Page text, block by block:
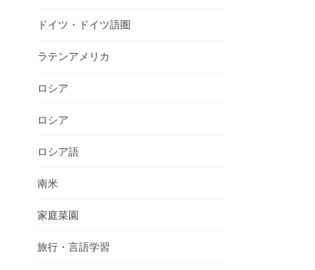
ドイツ・ドイツ語圏
ラテンアメリカ
ロシア
ロシア
ロシア語
南米
家庭菜園
旅行・言語学習